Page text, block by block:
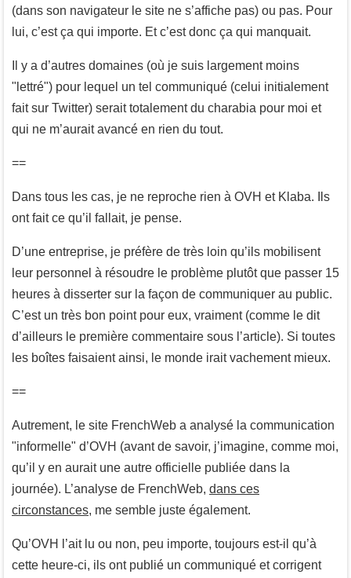
(dans son navigateur le site ne s’affiche pas) ou pas. Pour
lui, c’est ça qui importe. Et c’est donc ça qui manquait.
Il y a d’autres domaines (où je suis largement moins
"lettré") pour lequel un tel communiqué (celui initialement
fait sur Twitter) serait totalement du charabia pour moi et
qui ne m’aurait avancé en rien du tout.
==
Dans tous les cas, je ne reproche rien à OVH et Klaba. Ils
ont fait ce qu’il fallait, je pense.
D’une entreprise, je préfère de très loin qu’ils mobilisent
leur personnel à résoudre le problème plutôt que passer 15
heures à disserter sur la façon de communiquer au public.
C’est un très bon point pour eux, vraiment (comme le dit
d’ailleurs le première commentaire sous l’article). Si toutes
les boîtes faisaient ainsi, le monde irait vachement mieux.
==
Autrement, le site FrenchWeb a analysé la communication
"informelle" d’OVH (avant de savoir, j’imagine, comme moi,
qu’il y en aurait une autre officielle publiée dans la
journée). L’analyse de FrenchWeb, dans ces
circonstances, me semble juste également.
Qu’OVH l’ait lu ou non, peu importe, toujours est-il qu’à
cette heure-ci, ils ont publié un communiqué et corrigent